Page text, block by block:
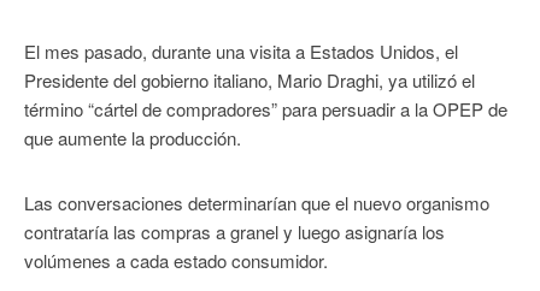
El mes pasado, durante una visita a Estados Unidos, el
Presidente del gobierno italiano, Mario Draghi, ya utilizó el
término “cártel de compradores” para persuadir a la OPEP de
que aumente la producción.
Las conversaciones determinarían que el nuevo organismo
contrataría las compras a granel y luego asignaría los
volúmenes a cada estado consumidor.